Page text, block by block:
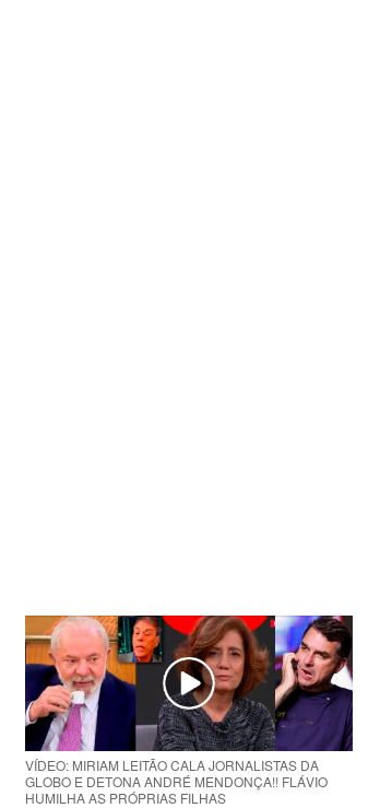
VÍDEO: MIRIAM LEITÃO CALA JORNALISTAS DA
GLOBO E DETONA ANDRÉ MENDONÇA!! FLÁVIO
HUMILHA AS PRÓPRIAS FILHAS